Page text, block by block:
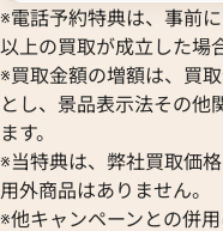
※電話予約特典は、事前
以上の買取が成立した場
※買取金額の増額は、買
とし、景品表示法その他
ます。
※当特典は、弊社買取価
用外商品はありません。
※他キャンペーンとの併